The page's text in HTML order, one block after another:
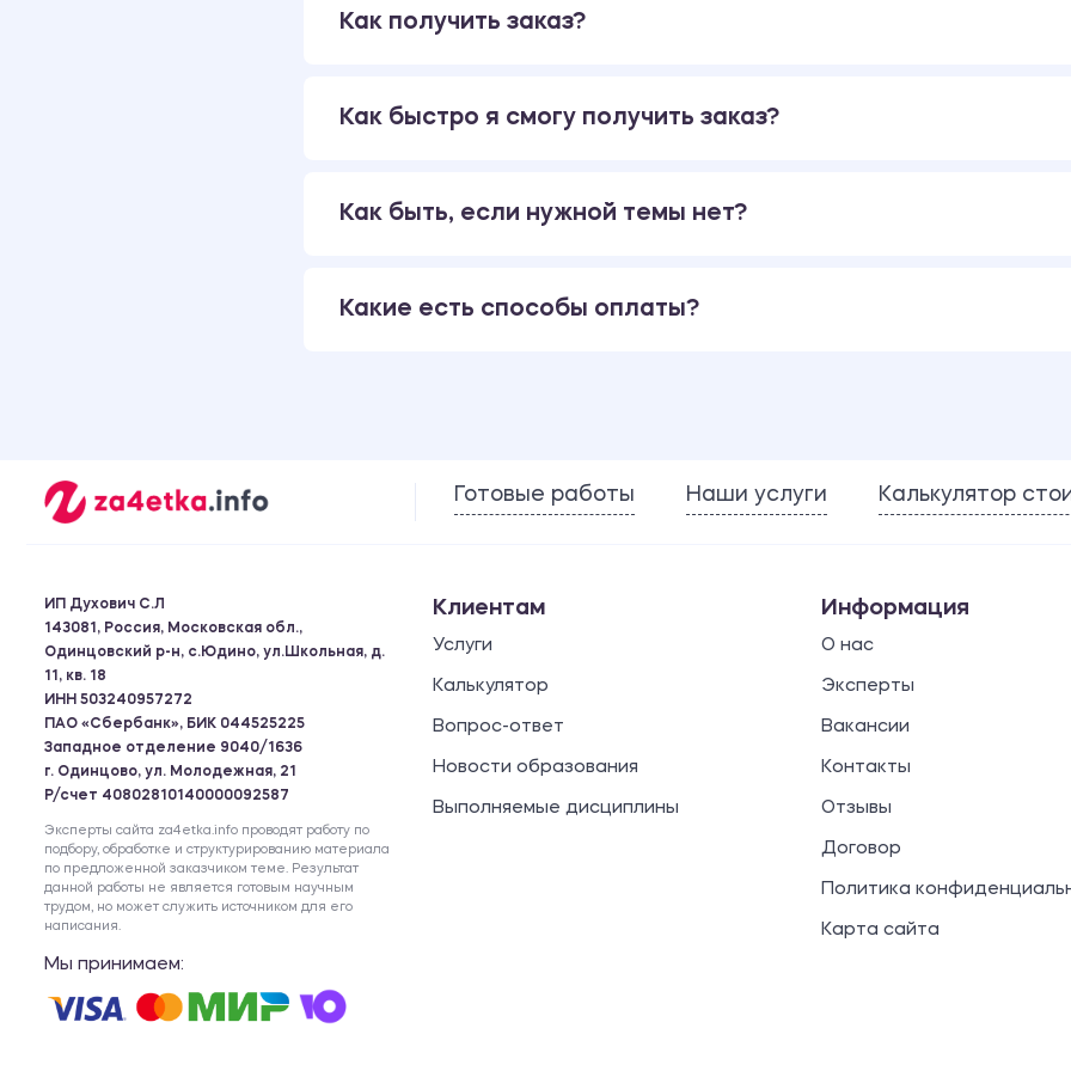
Как получить заказ?
Как быстро я смогу получить заказ?
Как быть, если нужной темы нет?
Какие есть способы оплаты?
Готовые работы Наши услуги Калькулятор
ИП Духович С.Л
143081, Россия, Московская обл.,
Одинцовский р-н, с.Юдино, ул.Школьная, д.
11, кв. 18
ИНН 503240957272
ПАО «Сбербанк», БИК 044525225
Западное отделение 9040/1636
г. Одинцово, ул. Молодежная, 21
Р/счет 40802810140000092587
Эксперты сайта za4etka.info проводят работу по
подбору, обработке и структурированию материала
по предложенной заказчиком теме. Результат
данной работы не является готовым научным
трудом, но может служить источником для его
написания.
Мы принимаем:
Клиентам
Услуги
Калькулятор
Вопрос-ответ
Новости образования
Выполняемые дисциплины
Информация
О нас
Эксперты
Вакансии
Контакты
Отзывы
Договор
Политика
Карта сайта